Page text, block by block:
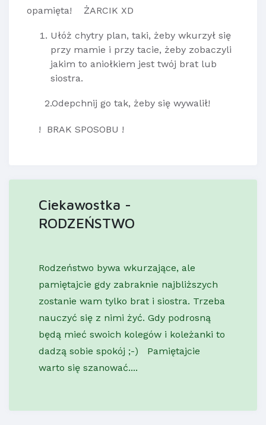
opamięta! ŻARCIK XD
Ułóż chytry plan, taki, żeby wkurzył się
przy mamie i przy tacie, żeby zobaczyli
jakim to aniołkiem jest twój brat lub
siostra.
2.Odepchnij go tak, żeby się wywalił!
! BRAK SPOSOBU !
Ciekawostka -
RODZEŃSTWO
Rodzeństwo bywa wkurzające, ale
pamiętajcie gdy zabraknie najbliższych
zostanie wam tylko brat i siostra. Trzeba
nauczyć się z nimi żyć. Gdy podrosną
będą mieć swoich kolegów i koleżanki to
dadzą sobie spokój ;-) Pamiętajcie
warto się szanować....